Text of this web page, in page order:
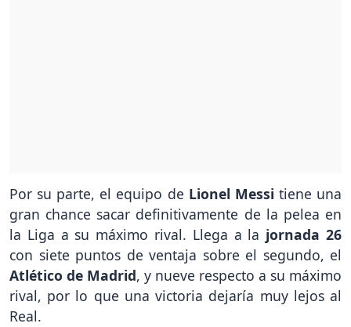
Por su parte, el equipo de Lionel Messi tiene una
gran chance sacar definitivamente de la pelea en
la Liga a su máximo rival. Llega a la jornada 26
con siete puntos de ventaja sobre el segundo, el
Atlético de Madrid, y nueve respecto a su máximo
rival, por lo que una victoria dejaría muy lejos al
Real.